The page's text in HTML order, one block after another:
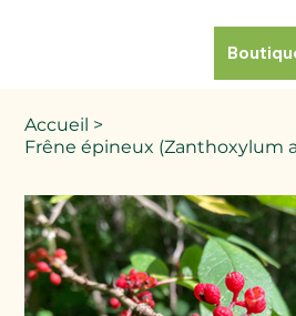
Accueil >
Frêne épineux (Zanthoxylum